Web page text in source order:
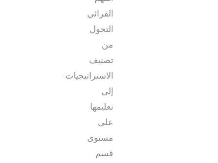
القرائي
التحول
من
تصنيف
الاستراتيجيات
إلى
تعليمها
على
مستوى
قسم